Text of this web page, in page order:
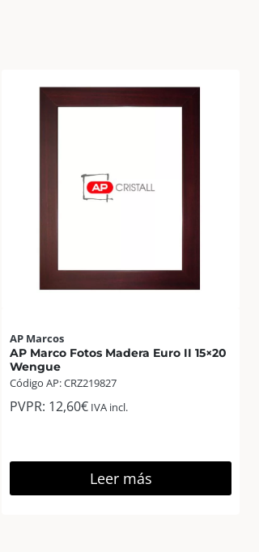
AP Marcos
AP Marco Fotos Madera Euro II 15×20
Wengue
Código AP: CRZ219827
PVPR: 12,60€ IVA incl.
Leer más